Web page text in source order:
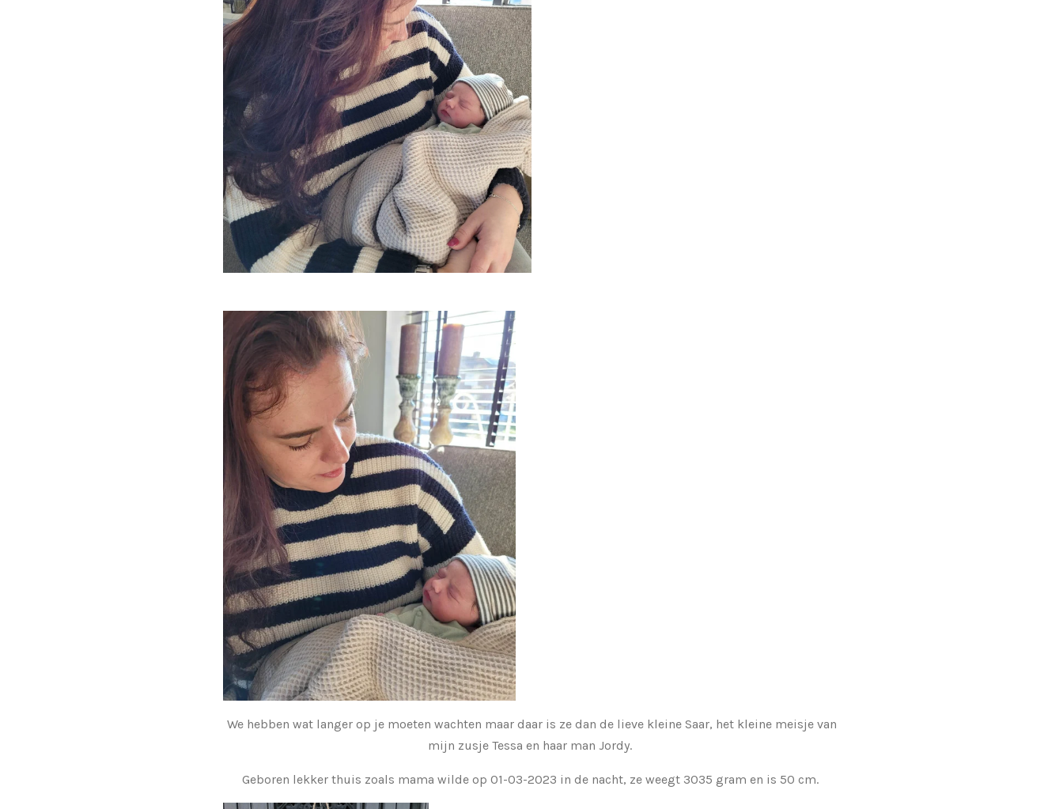
We hebben wat langer op je moeten wachten maar daar is ze dan de lieve kleine Saar, het kleine meisje van
mijn zusje Tessa en haar man Jordy.
Geboren lekker thuis zoals mama wilde op 01-03-2023 in de nacht, ze weegt 3035 gram en is 50 cm.